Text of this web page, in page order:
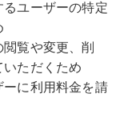
ユーザーの特定
覧や変更、削
ただくため
に利用料金を請